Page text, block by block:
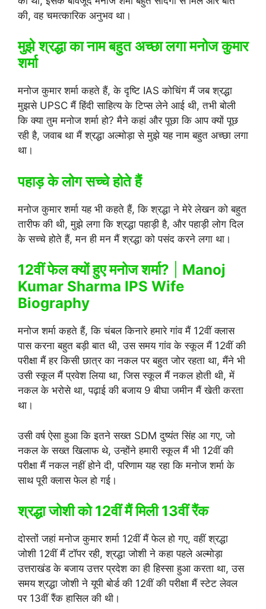
की, वह चमत्कारिक अनुभव था।
मुझे श्रद्धा का नाम बहुत अच्छा लगा मनोज कुमार
शर्मा
मनोज कुमार शर्मा कहते हैं, के दृष्टि IAS कोचिंग मैं जब श्रद्धा
मुझसे UPSC मैं हिंदी साहित्य के टिप्स लेने आई थी, तभी बोली
कि क्या तुम मनोज शर्मा हो? मैने कहां और पूछा कि आप क्यों पूछ
रही है, जवाब था मैं श्रद्धा अल्मोड़ा से मुझे यह नाम बहुत अच्छा लगा
था।
पहाड़ के लोग सच्चे होते हैं
मनोज कुमार शर्मा यह भी कहते हैं, कि श्रद्धा ने मेरे लेखन को बहुत
तारीफ की थी, मुझे लगा कि श्रद्धा पहाड़ी है, और पहाड़ी लोग दिल
के सच्चे होते हैं, मन ही मन मैं श्रद्धा को पसंद करने लगा था।
12वीं फेल क्यों हुए मनोज शर्मा?
Manoj
Kumar Sharma IPS Wife
Biography
मनोज शर्मा कहते हैं, कि चंबल किनारे हमारे गांव मैं 12वीं क्लास
पास करना बहुत बड़ी बात थी, उस समय गांव के स्कूल मैं 12वीं की
परीक्षा मैं हर किसी छात्र का नकल पर बहुत जोर रहता था, मैंने भी
उसी स्कूल मैं प्रवेश लिया था, जिस स्कूल मैं नकल होती थी, में
नकल के भरोसे था, पढ़ाई की बजाय 9 बीघा जमीन मैं खेती करता
था।
उसी वर्ष ऐसा हुआ कि इतने सख्त SDM दुष्यंत सिंह आ गए, जो
नकल के सख्त खिलाफ थे, उन्होंने हमारी स्कूल मैं भी 12वीं की
परीक्षा मैं नकल नहीं होने दी, परिणाम यह रहा कि मनोज शर्मा के
साथ पूरी क्लास फेल हो गई।
श्रद्धा जोशी को 12वीं मैं मिली 13वीं रैंक
दोस्तों जहां मनोज कुमार शर्मा 12वीं मैं फेल हो गए, वहीं श्रद्धा
जोशी 12वीं मैं टॉपर रही, श्रद्धा जोशी ने कहा पहले अल्मोड़ा
उत्तराखंड के बजाय उत्तर प्रदेश का ही हिस्सा हुआ करता था, उस
समय श्रद्धा जोशी ने यूपी बोर्ड की 12वीं की परीक्षा मैं स्टेट लेवल
पर 13वीं रैंक हासिल की थी।